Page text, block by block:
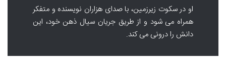
او در سکوت زیرزمین، با صدای هزاران نویسنده و متفکر
همراه می شود و از طریق جریان سیال ذهن خود، این
دانش را درونی می کند.